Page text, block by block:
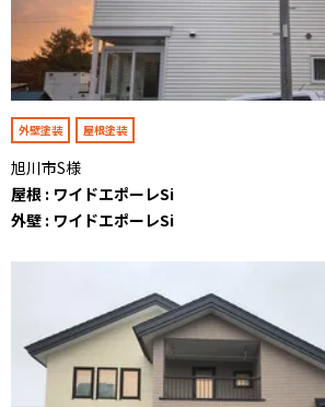
外壁塗装 屋根塗装
旭川市S様
屋根 : ワイドエポーレSi
外壁 : ワイドエポーレSi